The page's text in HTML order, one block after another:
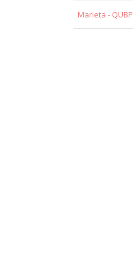
Marieta - QUBP